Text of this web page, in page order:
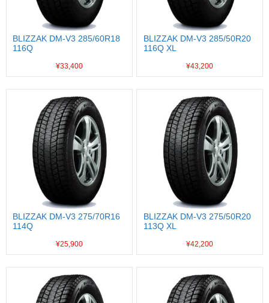
BLIZZAK DM-V3 285/60R18
116Q
¥33,400
BLIZZAK DM-V3 285/50R20
116Q XL
¥43,200
BLIZZAK DM-V3 275/70R16
114Q
¥25,900
BLIZZAK DM-V3 275/50R20
113Q XL
¥42,200